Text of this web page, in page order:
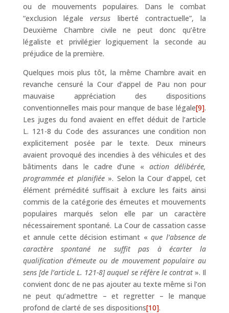
ou de mouvements populaires. Dans le combat
“exclusion légaleversus liberté contractuelle”, la
Deuxième Chambre civile ne peut donc qu’être
légaliste et privilégier logiquement la seconde au
préjudice de la première.
Quelques mois plus tôt, la même Chambre avait en
revanche censuré la Cour d’appel de Pau non pour
mauvaise appréciation des dispositions
conventionnelles mais pour manque de base légale[9].
Les juges du fond avaient en effet déduit de l’article
L. 121-8 du Code des assurances une condition non
explicitement posée par le texte. Deux mineurs
avaient provoqué des incendies à des véhicules et des
bâtiments dans le cadre d’une «action délibérée,
programmée et planifiée». Selon la Cour d’appel, cet
élément prémédité suffisait à exclure les faits ainsi
commis de la catégorie des émeutes et mouvements
populaires marqués selon elle par un caractère
nécessairement spontané. La Cour de cassation casse
et annule cette décision estimant «que l’absence de
caractère spontané ne suffit pas à écarter la
qualification d’émeute ou de mouvement populaire au
sens [de l’article L. 121-8] auquel se réfère le contrat». Il
convient donc de ne pas ajouter au texte même si l’on
ne peut qu’admettre – et regretter – le manque
profond de clarté de ses dispositions[10].